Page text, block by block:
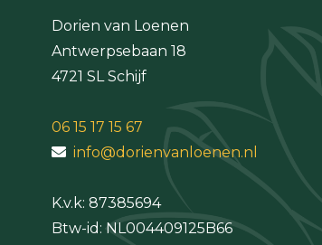
Dorien van Loenen
Antwerpsebaan 18
4721 SL Schijf
06 15 17 15 67
info@dorienvanloenen.nl
K.v.k:
Btw-id: NL004409125B66